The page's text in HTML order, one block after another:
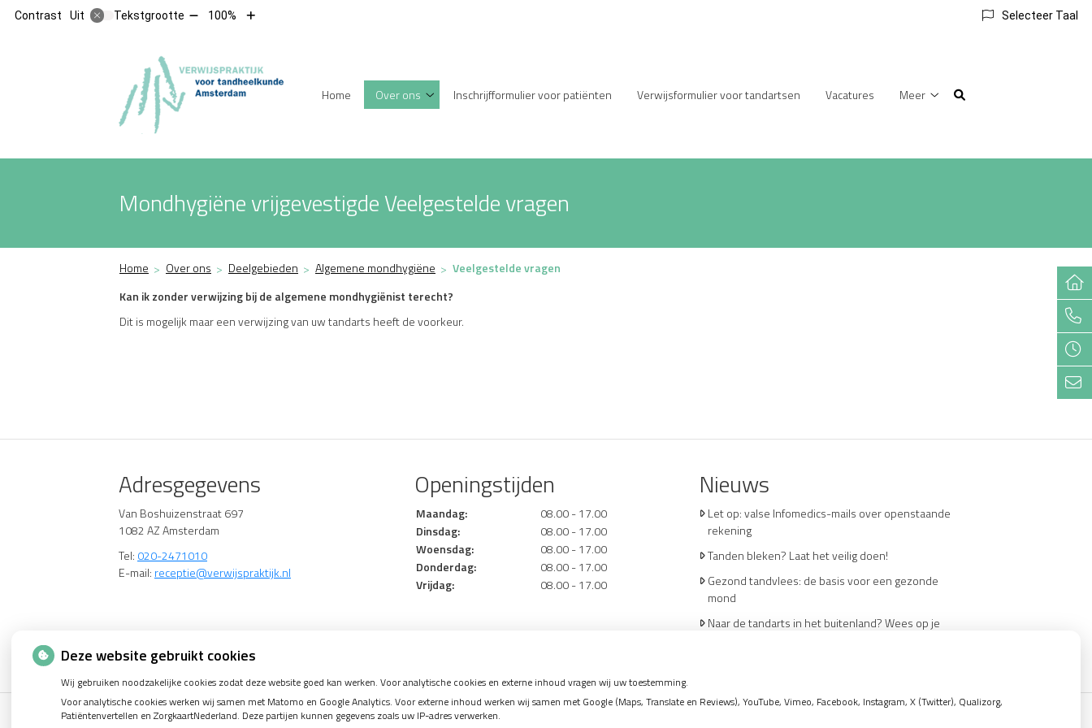
Contrast Uit Tekstgrootte Tekst100%
Tekst
Selecteer Taal
Hoofdmenu
Home
Over ons
Over
Inschrijfformulier voor patiënten Verwijsformulier voor tandartsen Vacatures
Meer
Mondhygiëne vrijgevestigde Veelgestelde vragen
Home Over ons Deelgebieden Algemene mondhygiëne
Veelgestelde vragen
Kan ik zonder verwijzing bij de algemene mondhygiënist terecht?
Dit is mogelijk maar een verwijzing van uw tandarts heeft de voorkeur.
Adresgegevens
Van Boshuizenstraat 697
1082 AZ Amsterdam
Tel: 020-2471010
E-mail: receptie@verwijspraktijk.nl
Openingstijden
Maandag:
08.00 - 17.00
Dinsdag:
08.00 - 17.00
Woensdag:
08.00 - 17.00
Donderdag:
08.00 - 17.00
Vrijdag:
08.00 - 17.00
Nieuws
Let op: valse Infomedics-mails over openstaande
rekening
Tanden bleken? Laat het veilig doen!
Gezond tandvlees: de basis voor een gezonde
mond
Naar de tandarts in het buitenland? Wees op je
Uw Zorg Online|Beheer Privacy verklaring |Cookie-instellingen|
Deze website gebruikt cookies
Wij gebruiken noodzakelijke cookies zodat deze website goed kan werken. Voor analytische cookies en externe inhoud vragen wij uw toestemming.
Voor analytische cookies werken wij samen met Matomo en Google Analytics. Voor externe inhoud werken wij samen met Google (Maps, Translate en Reviews), YouTube, Vimeo, Facebook, Instagram, X (Twitter), Qualizorg,
Patiëntenvertellen en ZorgkaartNederland. Deze partijen kunnen gegevens zoals uw IP-adres verwerken.